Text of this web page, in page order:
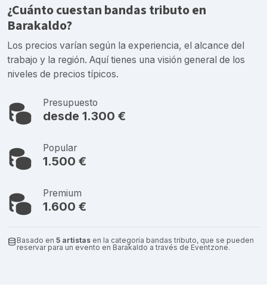
¿Cuánto cuestan bandas tributo en
Barakaldo?
Los precios varían según la experiencia, el alcance del
trabajo y la región. Aquí tienes una visión general de los
niveles de precios típicos.
Presupuesto
desde 1.300 €
Popular
1.500 €
Premium
1.600 €
Basado en 5 artistas en la categoría bandas tributo, que se pueden
reservar para un evento en Barakaldo a través de Eventzone.